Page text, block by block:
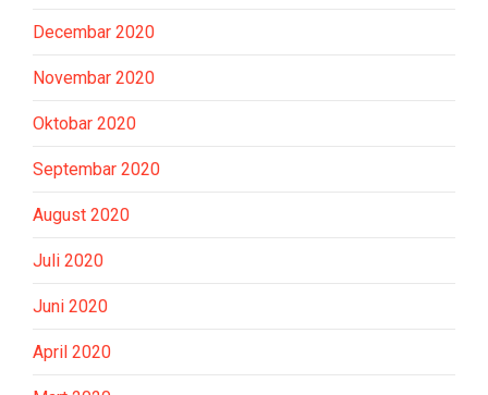
Decembar 2020
Novembar 2020
Oktobar 2020
Septembar 2020
August 2020
Juli 2020
Juni 2020
April 2020